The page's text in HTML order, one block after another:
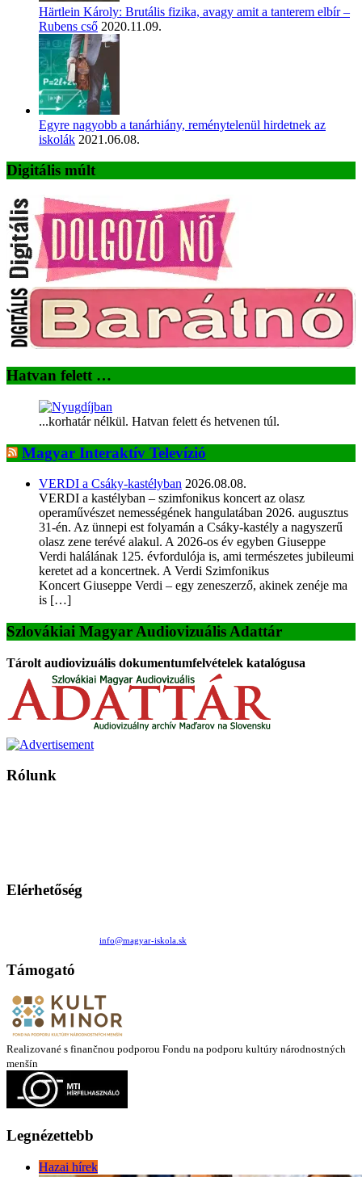
Härtlein Károly: Brutális fizika, avagy amit a tanterem elbír –
Rubens cső 2020.11.09.
Egyre nagyobb a tanárhiány, reménytelenül hirdetnek az
iskolák 2021.06.08.
Digitális múlt
Hatvan felett …
...korhatár nélkül. Hatvan felett és hetvenen túl.
Magyar Interaktív Televízió
VERDI a Csáky-kastélyban 2026.08.08.
VERDI a kastélyban – szimfonikus koncert az olasz
operaművészet nemességének hangulatában 2026. augusztus
31-én. Az ünnepi est folyamán a Csáky-kastély a nagyszerű
olasz zene terévé alakul. A 2026-os év egyben Giuseppe
Verdi halálának 125. évfordulója is, ami természetes jubileumi
keretet ad a koncertnek. A Verdi Szimfonikus
Koncert Giuseppe Verdi – egy zeneszerző, akinek zenéje ma
is […]
Szlovákiai Magyar Audiovizuális Adattár
Tárolt audiovizuális dokumentumfelvételek katalógusa
Rólunk
Elérhetőség
info@magyar-iskola.sk
Támogató
Realizované s finančnou podporou Fondu na podporu kultúry národnostných
menšín
Legnézettebb
Hazai hírek